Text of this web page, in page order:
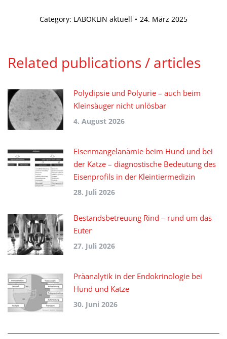
Category: LABOKLIN aktuell 24. März 2025
Related publications / articles
Polydipsie und Polyurie – auch beim
Kleinsäuger nicht unlösbar
4. August 2026
Eisenmangelanämie beim Hund und bei
der Katze – diagnostische Bedeutung des
Eisenprofils in der Kleintiermedizin
28. Juli 2026
Bestandsbetreuung Rind – rund um das
Euter
27. Juli 2026
Präanalytik in der Endokrinologie bei
Hund und Katze
30. Juni 2026